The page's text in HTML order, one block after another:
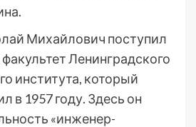
Михайлович поступил
Ленинградского
института, который
в 1957 году. Здесь он
«инженер-